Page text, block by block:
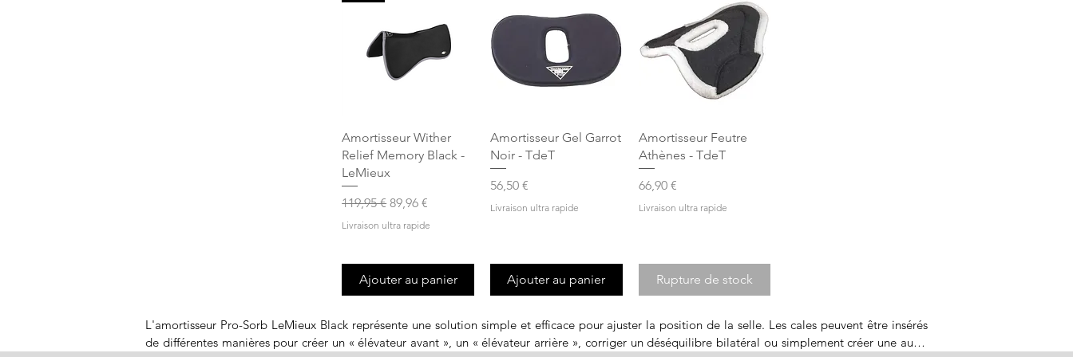
Aperçu rapide
Amortisseur Wither
Relief Memory Black -
LeMieux
Prix original
119,95 € Prix promotionnel
89,96 €
Livraison ultra rapide
Ajouter au panier
Aperçu rapide
Amortisseur Gel Garrot
Noir - TdeT
Prix
56,50 €
Livraison ultra rapide
Ajouter au panier
Aperçu rapide
Amortisseur Feutre
Athènes - TdeT
Prix
66,90 €
Livraison ultra rapide
Rupture de stock
L'amortisseur Pro-Sorb LeMieux Black représente une solution simple et efficace pour ajuster la position de la selle. Les cales peuvent être insérés
de différentes manières pour créer un « élévateur avant », un « élévateur arrière », corriger un déséquilibre bilatéral ou simplement créer une autre